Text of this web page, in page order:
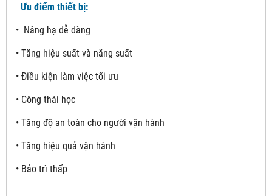
Ưu điểm thiết bị:
• Nâng hạ dễ dàng
• Tăng hiệu suất và năng suất
• Điều kiện làm việc tối ưu
• Công thái học
• Tăng độ an toàn cho người vận hành
• Tăng hiệu quả vận hành
• Bảo trì thấp